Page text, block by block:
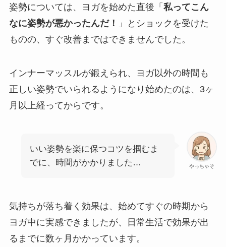
姿勢については、ヨガを始めた直後「 私ってこん
なに姿勢が悪かったんだ！
」とショックを受けた
ものの、すぐ改善まではできませんでした。
インナーマッスルが鍛えられ、ヨガ以外の時間も
正しい姿勢でいられるようになり始めたのは、3ヶ
月以上経ってからです。
やっちゃそ
いい姿勢を楽に保つコツを掴むま
でに、時間がかかりました…
気持ちが落ち着く効果は、始めてすぐの時期から
ヨガ中に実感できましたが、日常生活で効果が出
るまでに数ヶ月かかっています。